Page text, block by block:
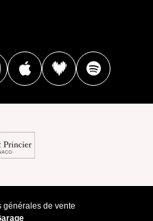
générales de vente